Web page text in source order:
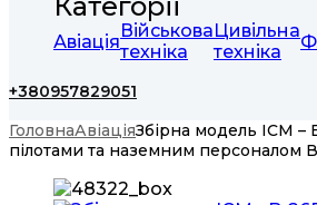
АвіаціяВійськова
техніка
Цивільна
техніка
+380957829051
ГоловнаАвіаціяЗбірна модель ICM –
пілотами та наземним